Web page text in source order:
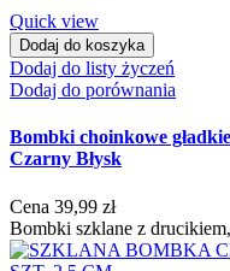
Quick view
Dodaj do koszyka
Dodaj do listy życzeń
Dodaj do porównania
Bombki choinkowe
Czarny Błysk
Cena 39,99 zł
Bombki szklane z